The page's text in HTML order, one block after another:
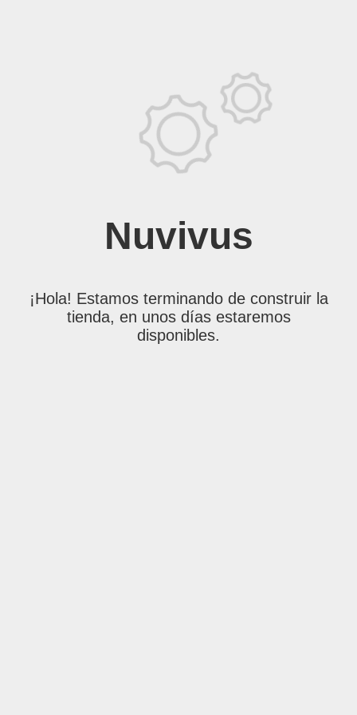
Nuvivus
¡Hola! Estamos terminando de construir la
tienda, en unos días estaremos
disponibles.